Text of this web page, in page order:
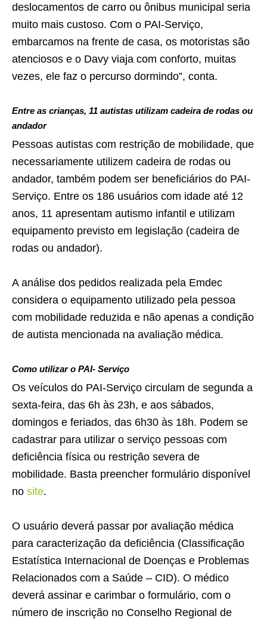
deslocamentos de carro ou ônibus municipal seria
muito mais custoso. Com o PAI-Serviço,
embarcamos na frente de casa, os motoristas são
atenciosos e o Davy viaja com conforto, muitas
vezes, ele faz o percurso dormindo”, conta.
Entre as crianças, 11 autistas utilizam cadeira de rodas ou
andador
Pessoas autistas com restrição de mobilidade, que
necessariamente utilizem cadeira de rodas ou
andador, também podem ser beneficiários do PAI-
Serviço. Entre os 186 usuários com idade até 12
anos, 11 apresentam autismo infantil e utilizam
equipamento previsto em legislação (cadeira de
rodas ou andador).
A análise dos pedidos realizada pela Emdec
considera o equipamento utilizado pela pessoa
com mobilidade reduzida e não apenas a condição
de autista mencionada na avaliação médica.
Como utilizar o PAI- Serviço
Os veículos do PAI-Serviço circulam de segunda a
sexta-feira, das 6h às 23h, e aos sábados,
domingos e feriados, das 6h30 às 18h. Podem se
cadastrar para utilizar o serviço pessoas com
deficiência física ou restrição severa de
mobilidade. Basta preencher formulário disponível
no site.
O usuário deverá passar por avaliação médica
para caracterização da deficiência (Classificação
Estatística Internacional de Doenças e Problemas
Relacionados com a Saúde – CID). O médico
deverá assinar e carimbar o formulário, com o
número de inscrição no Conselho Regional de